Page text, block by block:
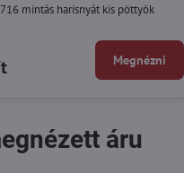
mintás harisnyát kis pöttyök
Megnézni
áru